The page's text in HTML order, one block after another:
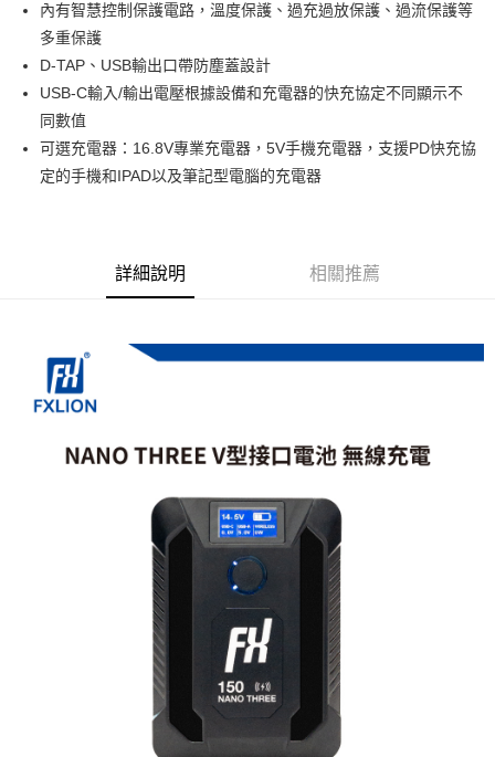
全盈+PAY
AFTEE先享後付
相關說明
【關於「AFTEE先享後付」】
AFTEE先享後付是「在收到商品之後才付款」的支付方式。 讓您購物簡單
便利好安心！
１．簡單：不需註冊會員、不需綁卡、不需儲值。
１．於結帳方式選擇「AFTEE先享後付」後，將跳轉至「AFTEE先享後付」
ATM／網路銀行／等多元方式進行付款，方視為交易完成。
※ 請注意：結帳手續完成當下不需立刻繳費，但若您需要取消訂單，請聯絡
購買商品的店家。未經商家同意取消之訂單仍視為有效，需透過AFTEE先享
後付繳納相關費用。
是否繳費成功／繳費後需取消欲退款等相關疑問，請聯繫「AFTEE先享後付
客戶支援中心」https://netprotections.freshdesk.com/support/home
１．透過由恩沛科技股份有限公司提供之「AFTEE先享後付」服務完成之交
易，需依本服務之必要範圍內提供個人資料，並將交易相關給付款項請求債
權轉讓予恩沛科技股份有限公司。
２．關於個人資料處理事宜，請瀏覽以下網址：
https://aftee.tw/terms/#terms3
３．未成年的使用者請事先徵得法定代理人或監護人之同意方可使用
「AFTEE先享後付」，若未經同意申辦者引起之損失，本公司不負相關責
４．使用「AFTEE先享後付」時，將依據個別帳號之用戶狀況，依本公司即
時審查核予不同之上限額度；若仍有額度不足之情形，本公司將視審查結果
請求用戶進行身份認證。
５．嚴禁一人註冊多個帳號或使用他人資訊註冊。若發現惡意使用之情形，
ATM付款
運送方式
7-11取貨付款
每筆NT$60，滿NT$399(含以上)免運費
每筆NT$75，滿NT$399(含以上)免運費
內有智慧控制保護電路，溫度保護、過充過放保護、過流保護等
多重保護
D-TAP、USB輸出口帶防塵蓋設計
USB-C輸入/輸出電壓根據設備和充電器的快充協定不同顯示不
同數值
可選充電器：16.8V專業充電器，5V手機充電器，支援PD快充協
定的手機和IPAD以及筆記型電腦的充電器
詳細說明 相關推薦